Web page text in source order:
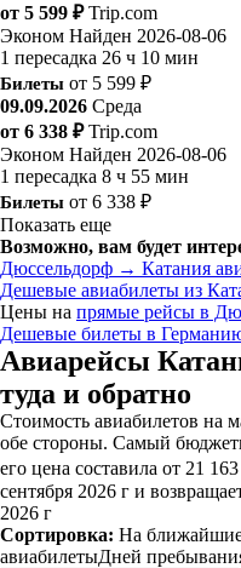
от 5 599 ₽ Trip.com
Эконом Найден 2026-08-06
1 пересадка 26 ч 10 мин
Билеты от 5 599 ₽
09.09.2026 Среда
от 6 338 ₽ Trip.com
Эконом Найден 2026-08-06
1 пересадка 8 ч 55 мин
Билеты от 6 338 ₽
Показать еще
Возможно, вам будет
Дюссельдорф → Катания
Дешевые авиабилеты из
Цены на прямые рейсы в
Дешевые билеты в
Авиарейсы
туда и обратно
Стоимость авиабилетов на
обе стороны. Самый
его цена составила от 21
сентября 2026 г и
2026 г
Сортировка: На
авиабилетыДней